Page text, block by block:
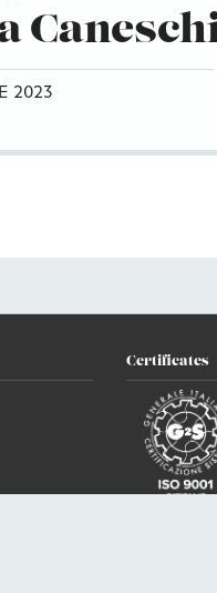
2023
Certificates